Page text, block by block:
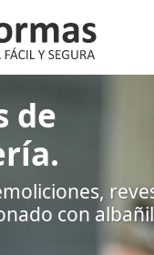
de
con